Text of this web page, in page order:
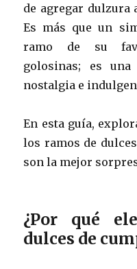
de agregar dulzura
Es más que un
ramo de su
golosinas; es
nostalgia e
En esta guía,
los ramos de
son la mejor
¿Por qué
dulces de